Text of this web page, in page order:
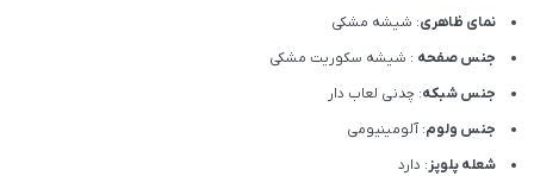
نمای ظاهری: شیشه مشکی
جنس صفحه : شیشه سکوریت مشکی
جنس شبکه: چدنی لعاب دار
جنس ولوم: آلومینیومی
شعله پلوپز: دارد